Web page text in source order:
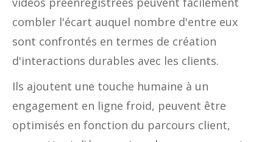
combler l'écart auquel nombre d'entre eux
sont confrontés en termes de création
d'interactions durables avec les clients.
Ils ajoutent une touche humaine à un
engagement en ligne froid, peuvent être
optimisés en fonction du parcours client,